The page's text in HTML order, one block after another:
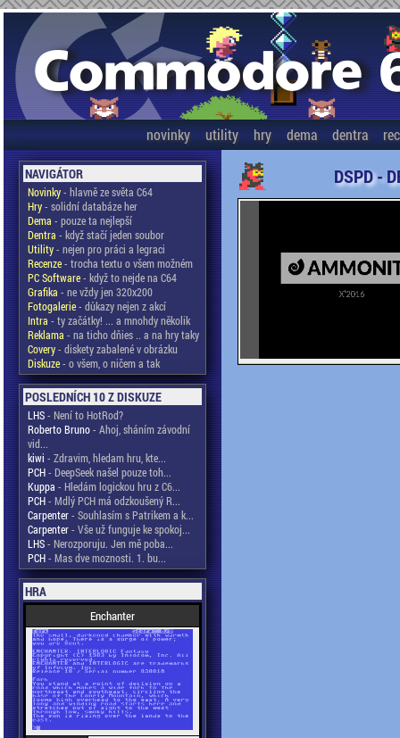
novinky utility hry dema dentra
NAVIGÁTOR
Novinky- hlavně ze světa C64
Hry- solidní databáze her
Dema - pouze ta nejlepší
Dentra - když stačí jeden soubor
Utility- nejen pro práci a legraci
Recenze- trocha textu o všem možném
PC Software- když to nejde na C64
Grafika - ne vždy jen 320x200
Fotogalerie- důkazy nejen z akcí
Intra - ty začátky! ... a mnohdy několik
Reklama - na ticho dňies .. a na hry taky
Covery- diskety zabalené v obrázku
Diskuze- o všem, o ničem a tak
POSLEDNÍCH 10 Z DISKUZE
LHS- Není to HotRod?
Roberto Bruno- Ahoj, sháním závodní
vid...
kiwi - Zdravim, hledam hru, kte...
PCH- DeepSeek našel pouze toh...
Kuppa - Hledám logickou hru z C6...
PCH- Mdlý PCH má odzkoušený R...
Carpenter- Souhlasím s Patrikem a k...
Carpenter- Vše už funguje ke spokoj...
LHS- Nerozporuju. Jen mě poba...
PCH- Mas dve moznosti. 1. bu...
HRA
Enchanter
DSPD -